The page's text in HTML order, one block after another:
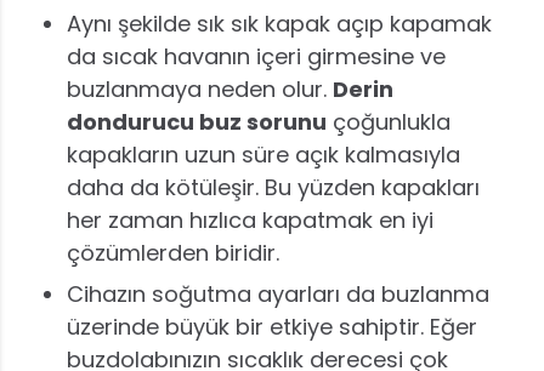
Aynı şekilde sık sık kapak açıp kapamak
da sıcak havanın içeri girmesine ve
buzlanmaya neden olur. Derin
dondurucu buz sorunu çoğunlukla
kapakların uzun süre açık kalmasıyla
daha da kötüleşir. Bu yüzden kapakları
her zaman hızlıca kapatmak en iyi
çözümlerden biridir.
Cihazın soğutma ayarları da buzlanma
üzerinde büyük bir etkiye sahiptir. Eğer
buzdolabınızın sıcaklık derecesi çok